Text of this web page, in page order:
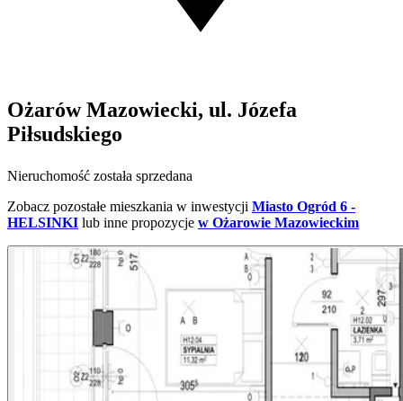
Ożarów Mazowiecki, ul. Józefa
Piłsudskiego
Nieruchomość została sprzedana
Zobacz pozostałe mieszkania w inwestycji Miasto Ogród 6 -
HELSINKI lub inne propozycje w Ożarowie Mazowieckim